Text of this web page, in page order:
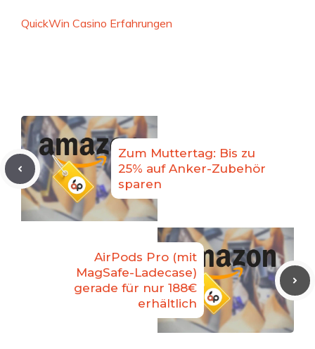
QuickWin Casino Erfahrungen
Zum Muttertag: Bis zu
25% auf Anker-Zubehör
sparen
AirPods Pro (mit
MagSafe-Ladecase)
gerade für nur 188€
erhältlich